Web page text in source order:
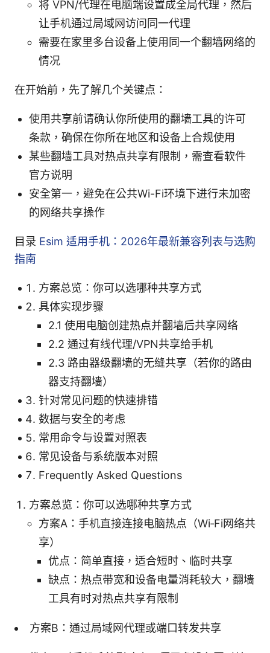
将 VPN/代理在电脑端设置成全局代理，然后
让手机通过局域网访问同一代理
需要在家里多台设备上使用同一个翻墙网络的
情况
在开始前，先了解几个关键点：
使用共享前请确认你所使用的翻墙工具的许可
条款，确保在你所在地区和设备上合规使用
某些翻墙工具对热点共享有限制，需查看软件
官方说明
安全第一，避免在公共Wi-Fi环境下进行未加密
的网络共享操作
目录 Esim 适用手机：2026年最新兼容列表与选购
指南
方案总览：你可以选哪种共享方式
具体实现步骤
2.1 使用电脑创建热点并翻墙后共享网络
2.2 通过有线代理/VPN共享给手机
2.3 路由器级翻墙的无缝共享（若你的路由
器支持翻墙）
针对常见问题的快速排错
数据与安全的考虑
常用命令与设置对照表
常见设备与系统版本对照
Frequently Asked Questions
方案总览：你可以选哪种共享方式
方案A：手机直接连接电脑热点（Wi‑Fi网络共
享）
优点：简单直接，适合短时、临时共享
缺点：热点带宽和设备电量消耗较大，翻墙
工具有时对热点共享有限制
方案B：通过局域网代理或端口转发共享